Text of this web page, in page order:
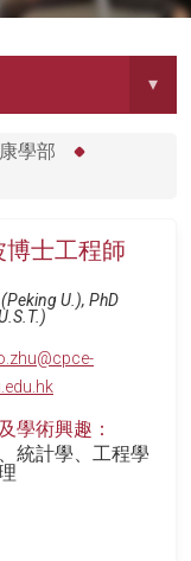
▾
學部
博士工程師
U.), PhD
學術興趣：
統計學、工程學